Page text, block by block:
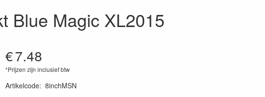
Blue Magic XL2015
€7.48
*Prijzen zijn inclusief btw
Artikelcode: 8inchMSN